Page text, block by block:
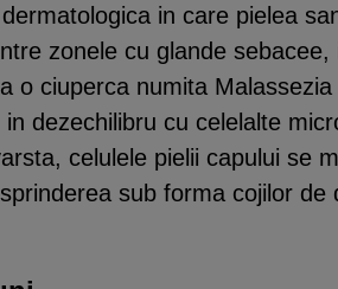
in care pielea
zonele cu glande sebacee,
o ciuperca numita
dezechilibru cu celelalte
celulele pielii capului se
sub forma cojilor de